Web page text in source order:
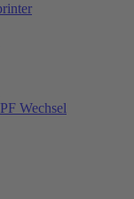
Wechsel